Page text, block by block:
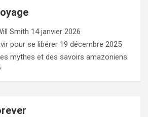
Smith 14 janvier 2026
pour se libérer 19 décembre 2025
mythes et des savoirs amazoniens